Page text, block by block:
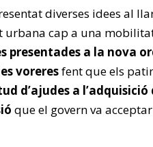
diverses idees al
cap a una
presentades a la nova
voreresfent que els
d’ajudes a
que el govern va